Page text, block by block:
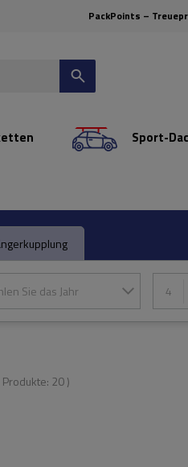
PackPoints –
Sport-
Sie das Jahr 4
20)